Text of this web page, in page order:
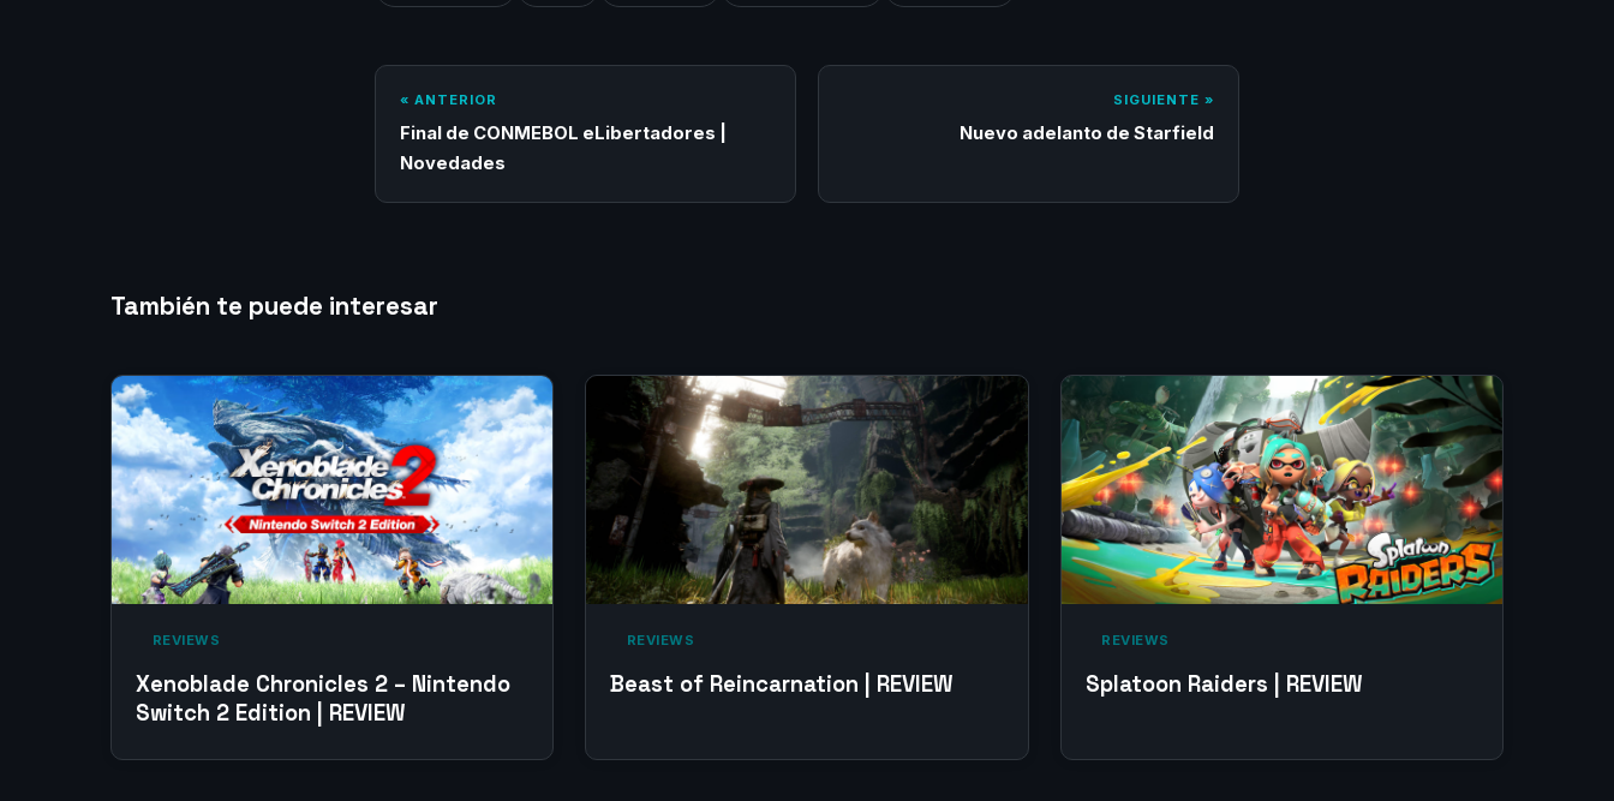
« ANTERIOR
Final de CONMEBOL eLibertadores |
Novedades
SIGUIENTE »
Nuevo adelanto de Starfield
También te puede interesar
‎ REVIEWS‎
Xenoblade Chronicles 2 – Nintendo
Switch 2 Edition | REVIEW
‎ REVIEWS‎
Beast of Reincarnation | REVIEW
‎ REVIEWS‎
Splatoon Raiders | REVIEW